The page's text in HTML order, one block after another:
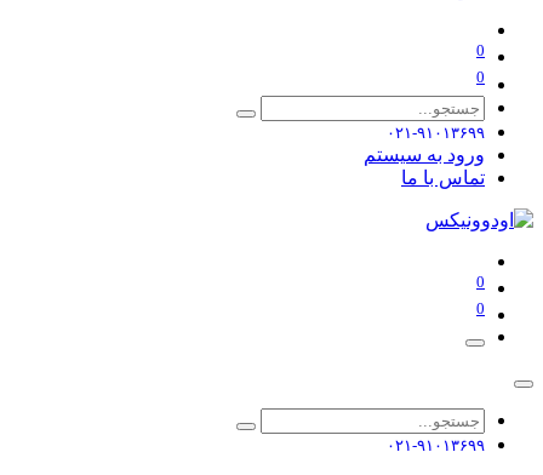
0
0
۰۲۱-۹۱۰۱۳۶۹۹
ورود به سیستم
تماس با ما
0
0
۰۲۱-۹۱۰۱۳۶۹۹